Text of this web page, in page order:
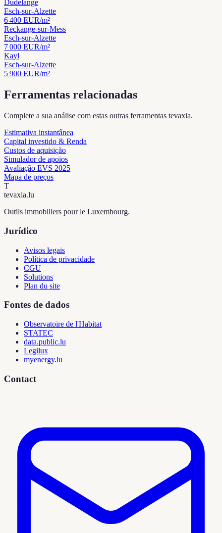
Dudelange
Esch-sur-Alzette
6 400 EUR/m²
Reckange-sur-Mess
Esch-sur-Alzette
7 000 EUR/m²
Kayl
Esch-sur-Alzette
5 900 EUR/m²
Ferramentas relacionadas
Complete a sua análise com estas outras ferramentas tevaxia.
Estimativa instantânea
Capital investido & Renda
Custos de aquisição
Simulador de apoios
Avaliação EVS 2025
Mapa de preços
T
tevaxia.lu
Outils immobiliers pour le Luxembourg.
Jurídico
Avisos legais
Política de privacidade
CGU
Solutions
Plan du site
Fontes de dados
Observatoire de l'Habitat
STATEC
data.public.lu
Legilux
myenergy.lu
Contact